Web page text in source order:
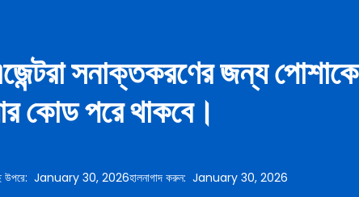
সনাক্তকরণের জন্য পোশাকে
কোড পরে থাকবে।
উপরে:January 30, 2026হালনাগাদ করুন:January 30, 2026